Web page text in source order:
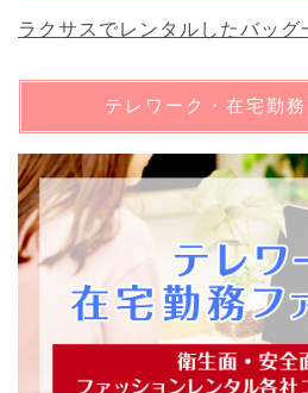
ラクサスでレンタルしたバッグ
テレワーク・在宅勤